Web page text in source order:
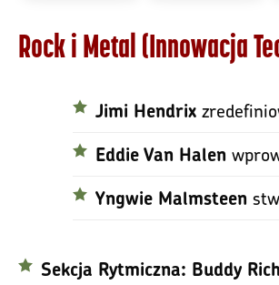
Rock i Metal (Innowacja
Jimi Hendrix
Eddie Van Halen
Yngwie Malmsteen
Sekcja Rytmiczna: Buddy Rich